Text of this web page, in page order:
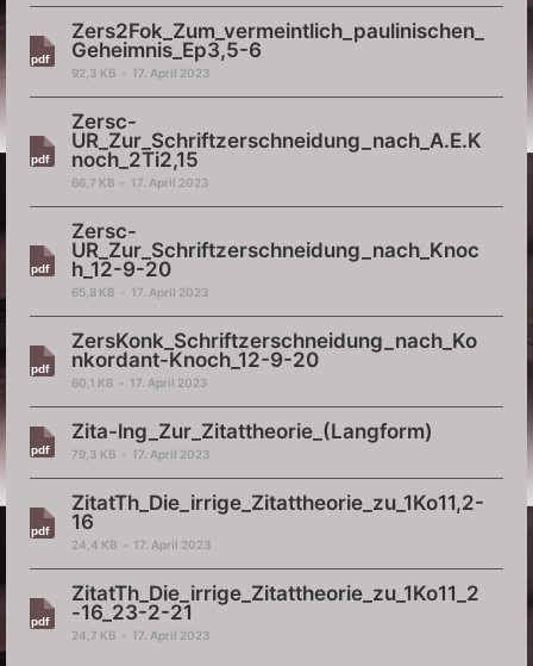
Zers2Fok_Zum_vermeintlich_paulinischen_
Geheimnis_Ep3,5-6
92,3 KB 17. April 2023
Zersc-
UR_Zur_Schriftzerschneidung_nach_A.E.K
noch_2Ti2,15
66,7 KB 17. April 2023
Zersc-
UR_Zur_Schriftzerschneidung_nach_Knoc
h_12-9-20
65,8 KB 17. April 2023
ZersKonk_Schriftzerschneidung_nach_Ko
nkordant-Knoch_12-9-20
60,1 KB 17. April 2023
Zita-lng_Zur_Zitattheorie_(Langform)
79,3 KB 17. April 2023
ZitatTh_Die_irrige_Zitattheorie_zu_1Ko11,2-
16
24,4 KB 17. April 2023
ZitatTh_Die_irrige_Zitattheorie_zu_1Ko11_2
-16_23-2-21
24,7 KB 17. April 2023